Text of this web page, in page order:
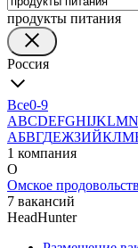
продукты питания
Россия
Все0-9
ABCDEFGHIJKLMN
АБВГДЕЖЗИЙКЛМ
1 компания
О
Омское
7 вакансий
HeadHunter